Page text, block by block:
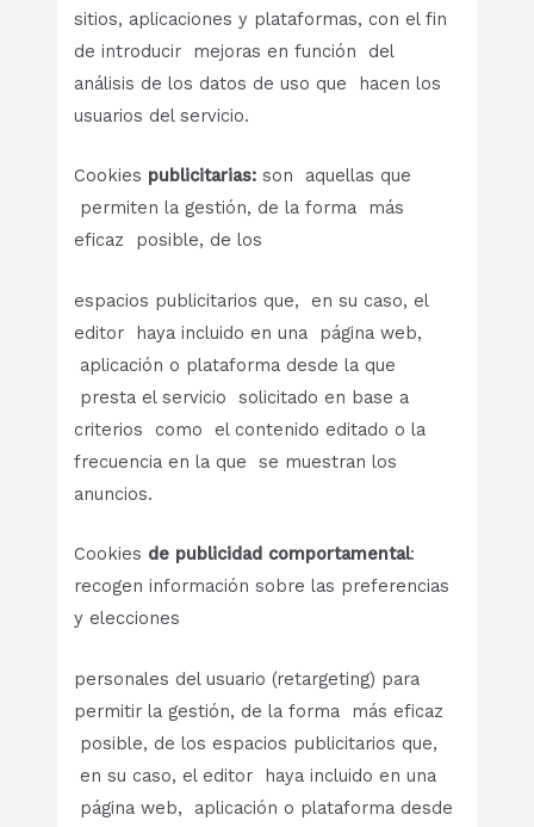
sitios, aplicaciones y plataformas, con el fin
de introducir mejoras en función del
análisis de los datos de uso que hacen los
usuarios del servicio.
Cookies publicitarias:son aquellas que
permiten la gestión, de la forma más
eficaz posible, de los
espacios publicitarios que, en su caso, el
editor haya incluido en una página web,
aplicación o plataforma desde la que
presta el servicio solicitado en base a
criterios como el contenido editado o la
frecuencia en la que se muestran los
anuncios.
Cookies de publicidad comportamental:
recogen información sobre las preferencias
y elecciones
personales del usuario (retargeting) para
permitir la gestión, de la forma más eficaz
posible, de los espacios publicitarios que,
en su caso, el editor haya incluido en una
página web, aplicación o plataforma desde